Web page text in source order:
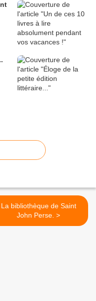
La bibliothèque de Saint
John Perse. >